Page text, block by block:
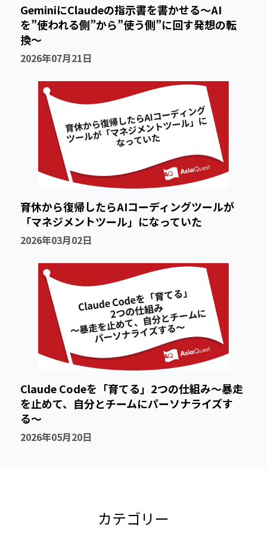
GeminiにClaudeの指示書を書かせる〜AI
を”使われる側”から”使う側”に回す発想の転
換〜
2026年07月21日
育休から復帰したらAIコーディングツールが
「マネジメントツール」になっていた
2026年03月02日
Claude Codeを「育てる」2つの仕組み〜暴走
を止めて、自分とチームにパーソナライズす
る〜
2026年05月20日
カテゴリー